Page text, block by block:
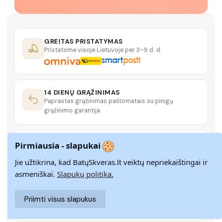
GREITAS PRISTATYMAS
Pristatome visoje Lietuvoje per 3–9 d. d.
14 DIENŲ GRĄŽINIMAS
Paprastas grąžinimas paštomatais su pinigų
grąžinimo garantija
SAUGUS MOKĖJIMAS
SSL šifravimas užtikrina aukščiausią jūsų duomenų
saugumo lygį
Rašykite mumsinfo@batuskveras.lt
Pirmiausia - slapukai
Jie užtikrina, kad BatųSkveras.lt veiktų nepriekaištingai ir
asmeniškai. Slapukų politika.
Priimti visus slapukus